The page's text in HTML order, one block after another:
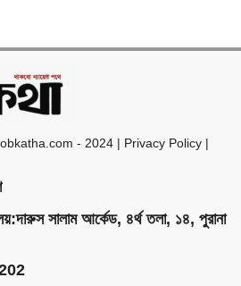
- 2024 | Privacy Policy |
সালাম আর্কেড, ৪র্থ তলা, ১৪, পুরানা